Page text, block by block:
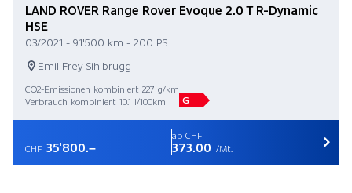
LAND ROVER Range Rover Evoque 2.0 T R-Dynamic
HSE
03/2021 - 91'500 km - 200 PS
Emil Frey Sihlbrugg
CO2-Emissionen kombiniert 227 g/km
Verbrauch kombiniert 10.1 l/100km
G
CHF 35'800.–
ab CHF
373.00 /Mt.